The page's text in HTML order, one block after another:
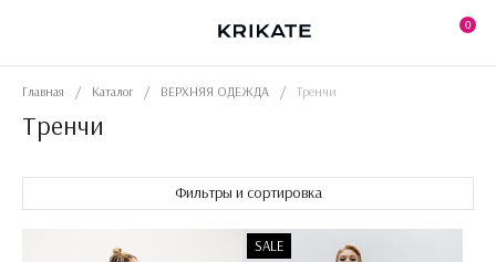
content
0
Главная / Каталог / ВЕРХНЯЯ ОДЕЖДА / Тренчи
Тренчи
Фильтры и сортировка
SALE